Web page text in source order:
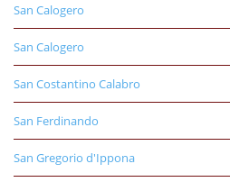
San Calogero
San Calogero
San Costantino Calabro
San Ferdinando
San Gregorio d'Ippona